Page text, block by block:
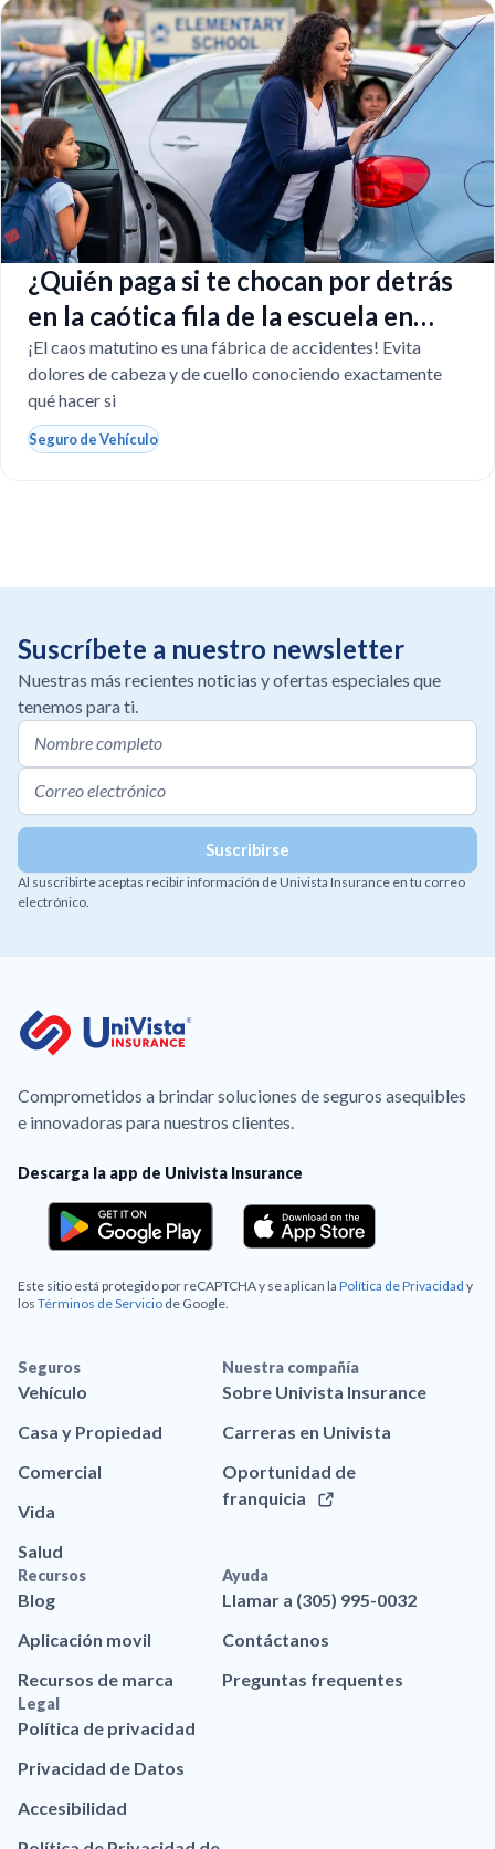
¿Quién paga si te chocan por detrás
en la caótica fila de la escuela en
Florida?
¡El caos matutino es una fábrica de accidentes! Evita
dolores de cabeza y de cuello conociendo exactamente
qué hacer si
Seguro de Vehículo
Suscríbete a nuestro newsletter
Nuestras más recientes noticias y ofertas especiales que
tenemos para ti.
Al suscribirte aceptas recibir información de Univista Insurance en tu correo
electrónico.
Comprometidos a brindar soluciones de seguros asequibles
e innovadoras para nuestros clientes.
Descarga la app de Univista Insurance
Este sitio está protegido por reCAPTCHA y se aplican la Política de Privacidad y
los Términos de Servicio de Google.
Seguros
Vehículo
Casa y Propiedad
Comercial
Vida
Salud
Nuestra compañía
Sobre Univista Insurance
Carreras en Univista
Oportunidad de
franquicia
Recursos
Blog
Aplicación movil
Recursos de marca
Ayuda
Llamar a (305) 995-0032
Contáctanos
Preguntas frequentes
Legal
Política de privacidad
Privacidad de Datos
Accesibilidad